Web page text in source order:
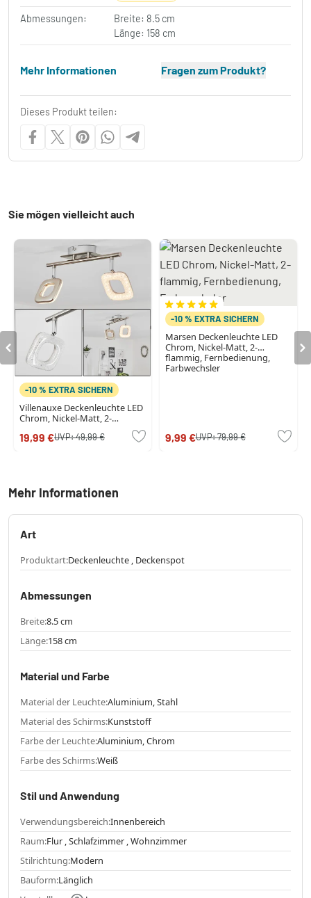
Abmessungen:
Breite: 8.5 cm
Länge: 158 cm
Mehr Informationen Fragen zum Produkt?
Dieses Produkt teilen:
Sie mögen vielleicht auch
-10 % EXTRA SICHERN
Villenauxe Deckenleuchte LED
Chrom, Nickel-Matt, 2-
19,99 €UVP:49,99 €
-10 % EXTRA SICHERN
Marsen Deckenleuchte LED
Chrom, Nickel-Matt, 2-
flammig, Fernbedienung,
Farbwechsler
9,99 €UVP:79,99 €
Mehr Informationen
Art
Produktart:Deckenleuchte , Deckenspot
Abmessungen
Breite:8.5 cm
Länge:158 cm
Material und Farbe
Material der Leuchte:Aluminium, Stahl
Material des Schirms:Kunststoff
Farbe der Leuchte:Aluminium, Chrom
Farbe des Schirms:Weiß
Stil und Anwendung
Verwendungsbereich:Innenbereich
Raum:Flur , Schlafzimmer , Wohnzimmer
Stilrichtung:Modern
Bauform:Länglich